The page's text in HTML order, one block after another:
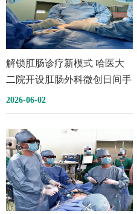
解锁肛肠诊疗新模式 哈医大
二院开设肛肠外科微创日间手
术
2026-06-02